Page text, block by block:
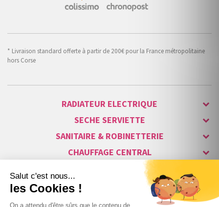
* Livraison standard offerte à partir de 200€ pour la France métropolitaine
hors Corse
RADIATEUR ELECTRIQUE
SECHE SERVIETTE
SANITAIRE & ROBINETTERIE
CHAUFFAGE CENTRAL
ALARME & SÉCURITÉ
MAISON CONNECTÉE
VISIOPHONE & INTERPHONE